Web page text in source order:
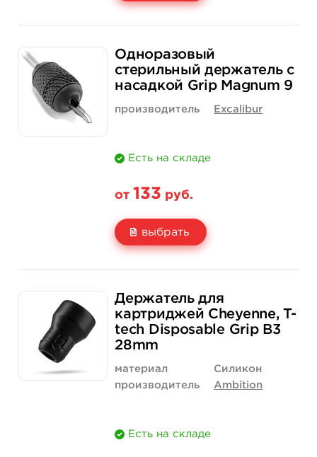
Цена
Количество купить нет на складе
Одноразовый
стерильный держатель с
насадкой Grip Magnum 9
производитель Excalibur
Есть на складе
от 133 руб.
выбрать
Количество
133 руб.
купить купить
Держатель для
картриджей Cheyenne, T-
tech Disposable Grip B3
28mm
материал
Силикон
производитель
Ambition
Есть на складе